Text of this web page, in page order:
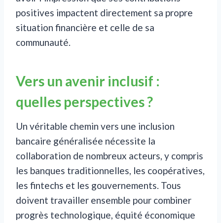
positives impactent directement sa propre
situation financière et celle de sa
communauté.
Vers un avenir inclusif :
quelles perspectives ?
Un véritable chemin vers une inclusion
bancaire généralisée nécessite la
collaboration de nombreux acteurs, y compris
les banques traditionnelles, les coopératives,
les fintechs et les gouvernements. Tous
doivent travailler ensemble pour combiner
progrès technologique, équité économique